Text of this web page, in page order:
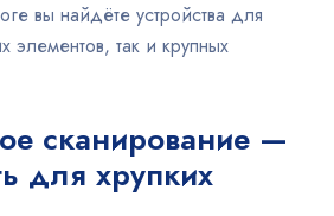
вы найдёте устройства для
элементов, так и крупных
сканирование —
для хрупких